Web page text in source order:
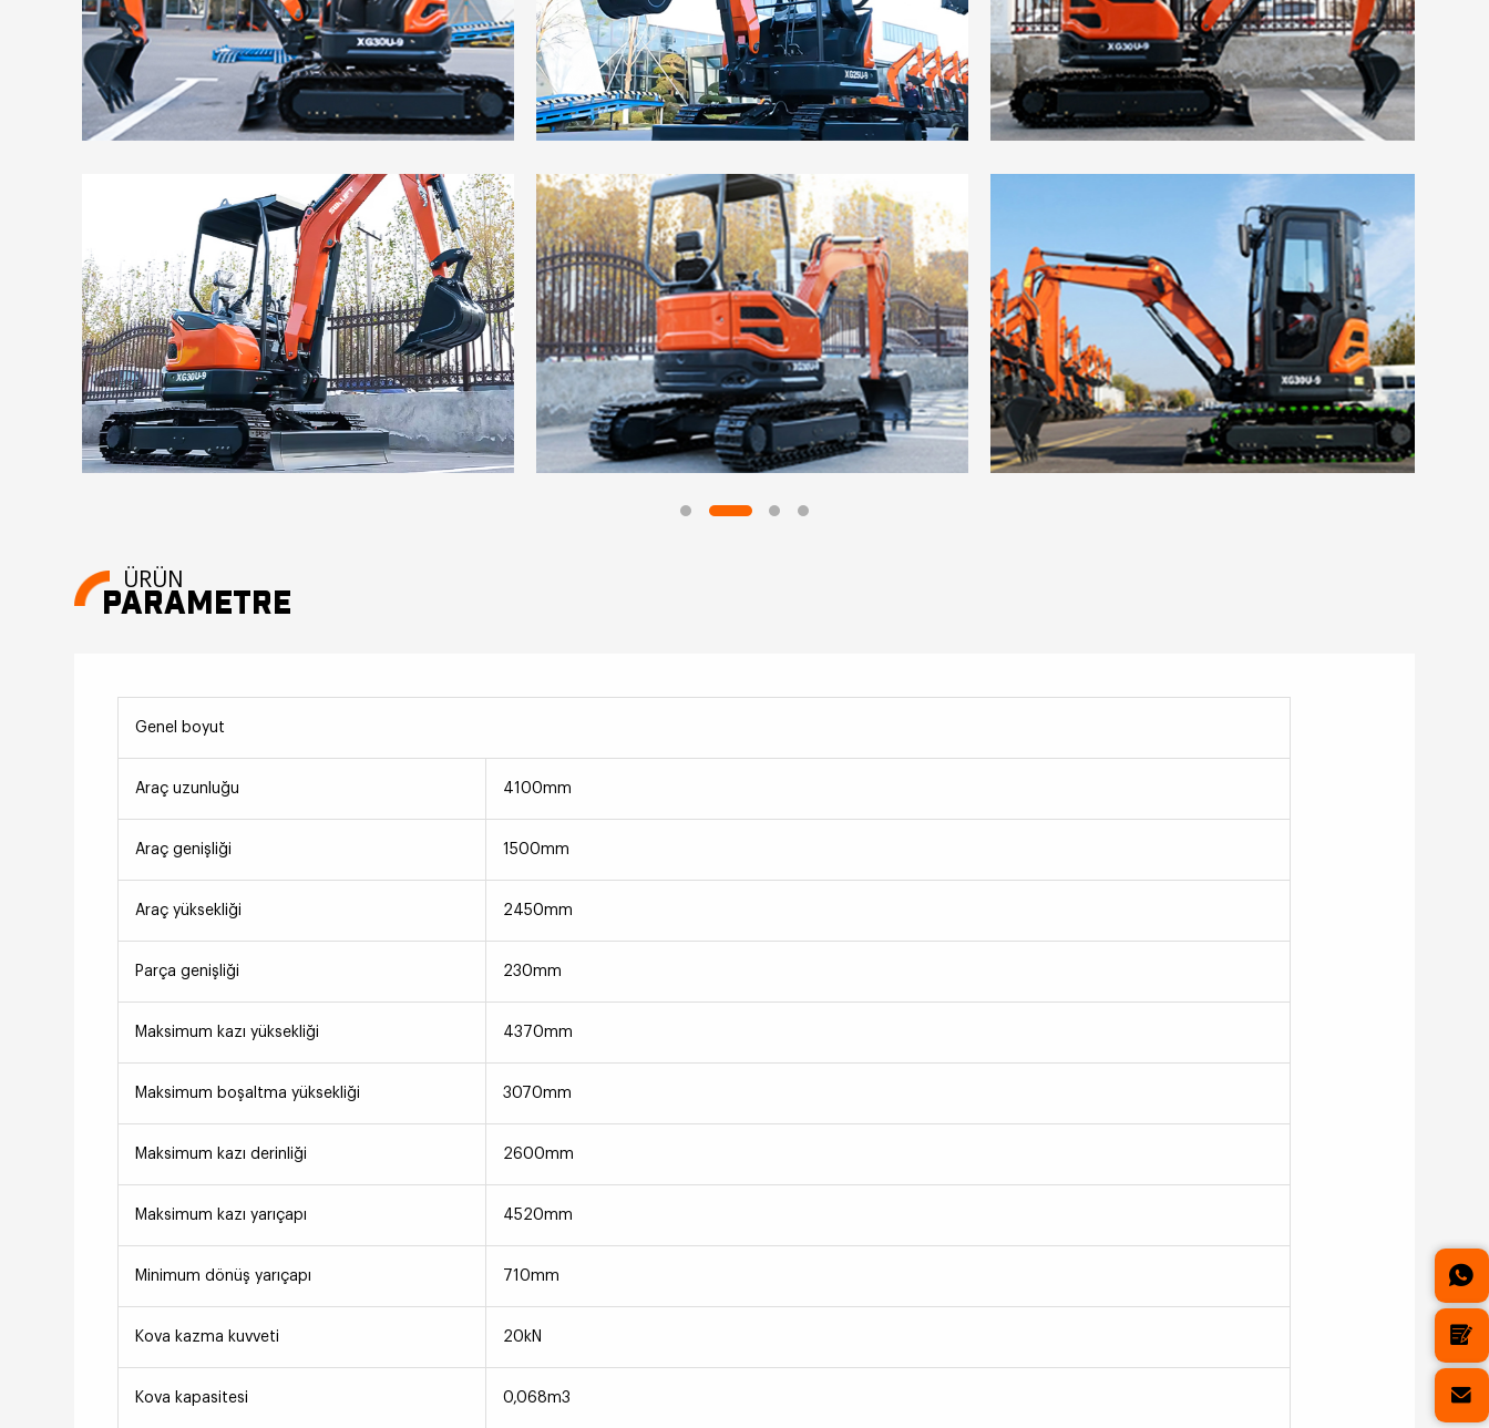
ÜRÜN
PARAMETRE
Genel boyut
Araç uzunluğu 4100mm
Araç genişliği 1500mm
Araç yüksekliği 2450mm
Parça genişliği 230mm
Maksimum kazı yüksekliği 4370mm
Maksimum boşaltma yüksekliği 3070mm
Maksimum kazı derinliği 2600mm
Maksimum kazı yarıçapı 4520mm
Minimum dönüş yarıçapı 710mm
Kova kazma kuvveti 20kN
Kova kapasitesi 0,068m3